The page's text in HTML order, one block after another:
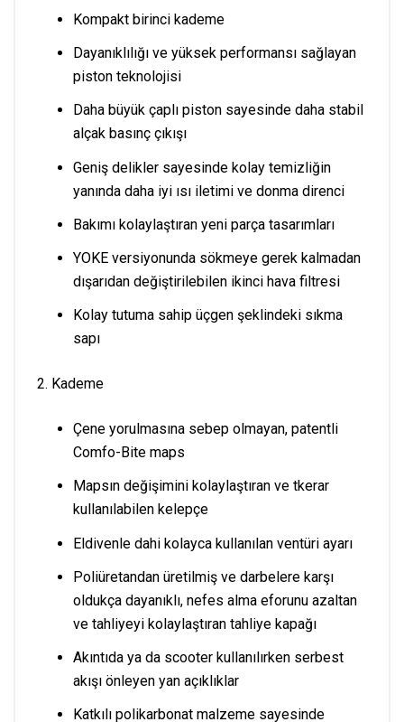
Kompakt birinci kademe
Dayanıklılığı ve yüksek performansı sağlayan
piston teknolojisi
Daha büyük çaplı piston sayesinde daha stabil
alçak basınç çıkışı
Geniş delikler sayesinde kolay temizliğin
yanında daha iyi ısı iletimi ve donma direnci
Bakımı kolaylaştıran yeni parça tasarımları
YOKE versiyonunda sökmeye gerek kalmadan
dışarıdan değiştirilebilen ikinci hava filtresi
Kolay tutuma sahip üçgen şeklindeki sıkma
sapı
2. Kademe
Çene yorulmasına sebep olmayan, patentli
Comfo-Bite maps
Mapsın değişimini kolaylaştıran ve tkerar
kullanılabilen kelepçe
Eldivenle dahi kolayca kullanılan ventüri ayarı
Poliüretandan üretilmiş ve darbelere karşı
oldukça dayanıklı, nefes alma eforunu azaltan
ve tahliyeyi kolaylaştıran tahliye kapağı
Akıntıda ya da scooter kullanılırken serbest
akışı önleyen yan açıklıklar
Katkılı polikarbonat malzeme sayesinde